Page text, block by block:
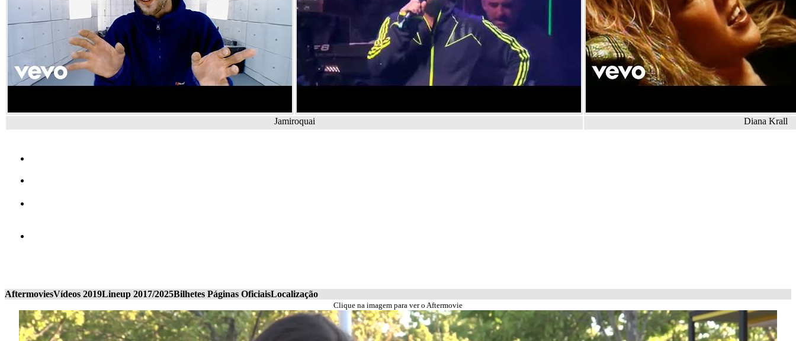
Jamiroquai Diana Krall
AftermoviesVídeos 2019Lineup 2017/2025Bilhetes Páginas OficiaisLocalização
Clique na imagem para ver o Aftermovie